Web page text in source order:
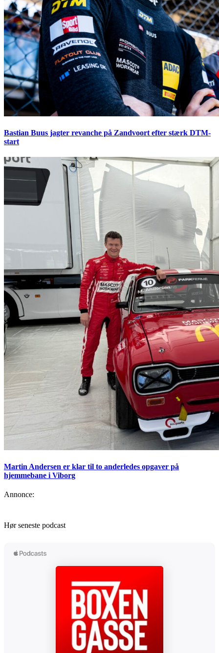
Bastian Buus jagter revanche på Zandvoort efter stærk DTM-
start
Martin Andersen er klar til to anderledes opgaver på
hjemmebane i Viborg
Annonce:
Hør seneste podcast